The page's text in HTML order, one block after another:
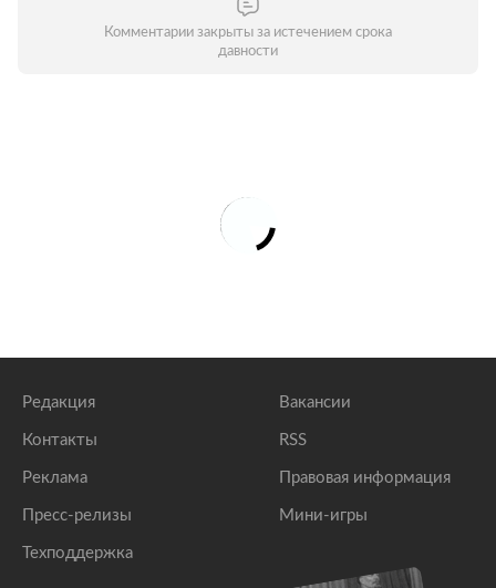
Комментарии закрыты за истечением срока
давности
Редакция
Контакты
Реклама
Пресс-релизы
Техподдержка
Вакансии
RSS
Правовая информация
Мини-игры